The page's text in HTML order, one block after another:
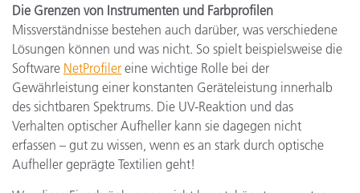
Die Grenzen von Instrumenten und Farbprofilen
Missverständnisse bestehen auch darüber, was verschiedene
Lösungen können und was nicht. So spielt beispielsweise die
Software NetProfiler eine wichtige Rolle bei der
Gewährleistung einer konstanten Geräteleistung innerhalb
des sichtbaren Spektrums. Die UV-Reaktion und das
Verhalten optischer Aufheller kann sie dagegen nicht
erfassen – gut zu wissen, wenn es an stark durch optische
Aufheller geprägte Textilien geht!